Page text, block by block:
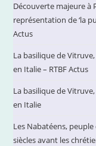
Découverte majeure à
représentation de ‘la
Actus
La basilique de
en Italie – RTBF Actus
La basilique de
en Italie
Les Nabatéens,
siècles avant les